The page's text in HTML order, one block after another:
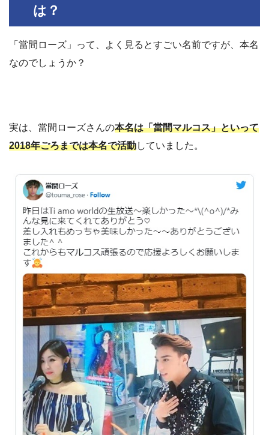
は？
「當間ローズ」って、よく見るとすごい名前ですが、本名
なのでしょうか？
実は、當間ローズさんの本名は「當間マルコス」といって
2018年ごろまでは本名で活動していました。